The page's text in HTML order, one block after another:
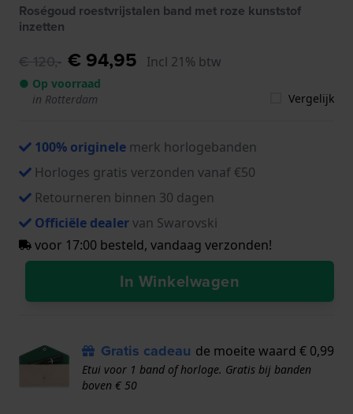
Roségoud roestvrijstalen band met roze kunststof
inzetten
€ 120,- € 94,95 Incl 21% btw
● Op voorraad
in Rotterdam
Vergelijk
100% originele merk horlogebanden
Horloges gratis verzonden vanaf €50
Retourneren binnen 30 dagen
Officiële dealervan Swarovski
voor 17:00 besteld, vandaag verzonden!
In Winkelwagen
Gratis cadeau de moeite waard € 0,99
Etui voor 1 band of horloge. Gratis bij banden
boven € 50